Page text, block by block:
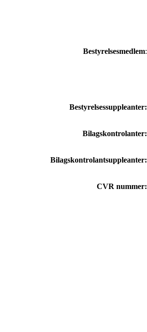
Bestyrelsesmedlem:
Bestyrelsessuppleanter:
Bilagskontrolanter:
Bilagskontrolantsuppleanter:
CVR nummer: